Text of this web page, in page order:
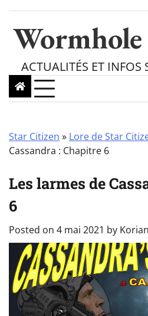
content
ACTUALITÉS ET INFOS
Star Citizen » Lore de Star
Cassandra : Chapitre 6
Les larmes de
6
Posted on 4 mai 2021 by